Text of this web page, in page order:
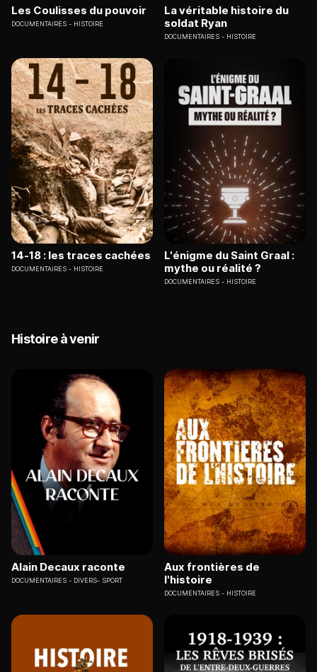
Les Coulisses du pouvoir
DOCUMENTAIRES HISTOIRE
La véritable histoire du
soldat Ryan
DOCUMENTAIRES HISTOIRE
14-18 : les traces cachées
DOCUMENTAIRES HISTOIRE
L'énigme du Saint Graal :
mythe ou réalité ?
DOCUMENTAIRES HISTOIRE
Histoire à venir
Alain Decaux raconte
DOCUMENTAIRES DIVERS- SPORT
Aux frontières de
l'histoire
DOCUMENTAIRES HISTOIRE